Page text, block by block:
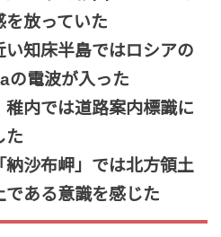
を放っていた
い知床半島ではロシアの
の電波が入った
稚内では道路案内標識に
た
納沙布岬」では北方領土
ある意識を感じた